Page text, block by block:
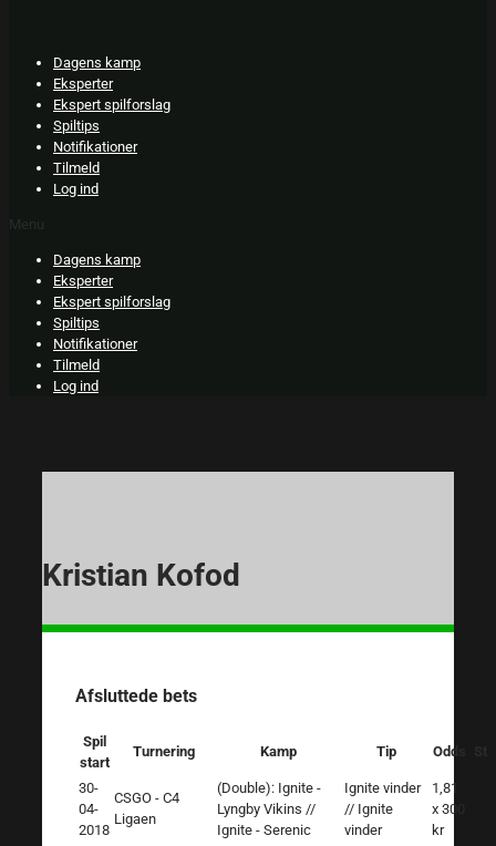
Dagens kamp
Eksperter
Ekspert spilforslag
Spiltips
Notifikationer
Tilmeld
Log ind
Menu
Dagens kamp
Eksperter
Ekspert spilforslag
Spiltips
Notifikationer
Tilmeld
Log ind
Kristian Kofod
Afsluttede bets
Spil
start
Turnering Kamp Tip Odds
30-
04-
2018
CSGO - C4
Ligaen
(Double): Ignite -
Lyngby Vikins //
Ignite - Serenic
Ignite vinder
// Ignite
vinder
1,81
x 300
kr